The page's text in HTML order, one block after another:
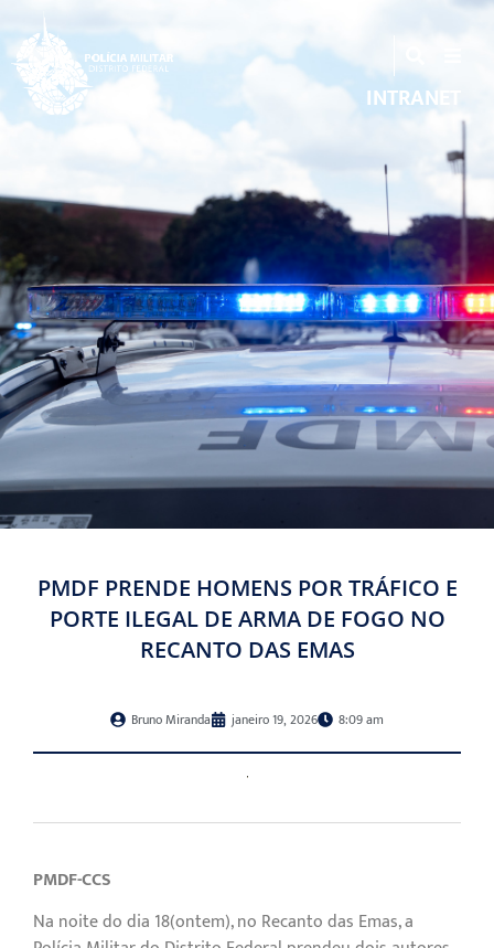
INTRANET
PMDF PRENDE HOMENS POR TRÁFICO E
PORTE ILEGAL DE ARMA DE FOGO NO
RECANTO DAS EMAS
Bruno Miranda janeiro 19, 2026 8:09 am
PMDF-CCS
Na noite do dia 18(ontem), no Recanto das Emas, a